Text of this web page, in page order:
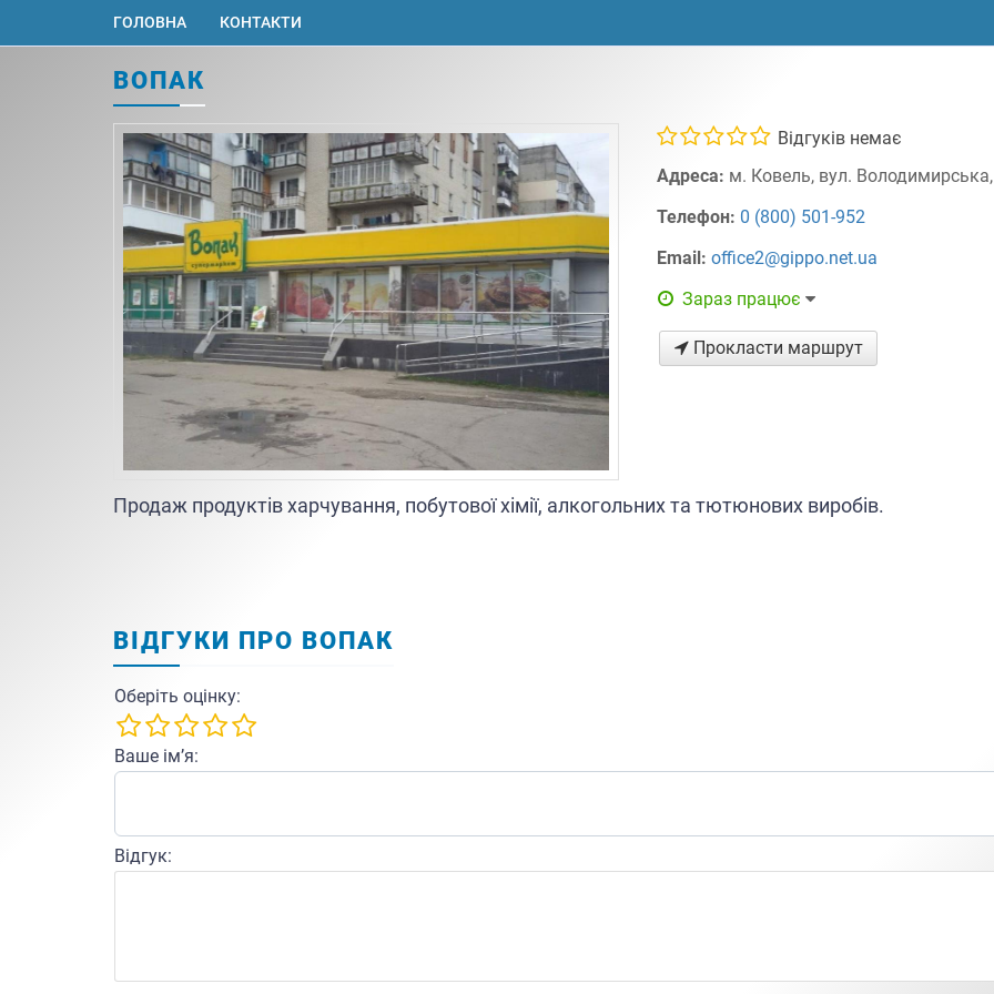
ГОЛОВНА КОНТАКТИ
ВОПАК
Відгуків немає
Адреса: м. Ковель, вул.
Телефон: 0 (800) 501-952
Email:office2@gippo.net.ua
Зараз працює
Прокласти маршрут
Продаж продуктів харчування, побутової хімії, алкогольних та тютюнових виробів.
ВІДГУКИ ПРО ВОПАК
Оберіть оцінку:
Ваше ім’я:
Відгук: